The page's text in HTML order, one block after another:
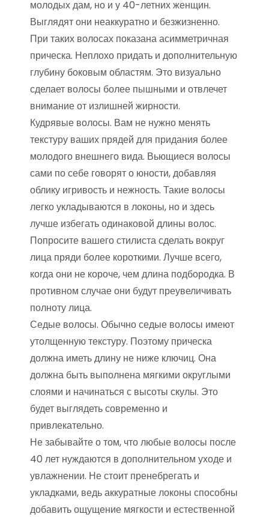
молодых дам, но и у 40-летних женщин.
Выглядят они неаккуратно и безжизненно.
При таких волосах показана асимметричная
прическа. Неплохо придать и дополнительную
глубину боковым областям. Это визуально
сделает волосы более пышными и отвлечет
внимание от излишней жирности.
Кудрявые волосы. Вам не нужно менять
текстуру ваших прядей для придания более
молодого внешнего вида. Вьющиеся волосы
сами по себе говорят о юности, добавляя
облику игривость и нежность. Такие волосы
легко укладываются в локоны, но и здесь
лучше избегать одинаковой длины волос.
Попросите вашего стилиста сделать вокруг
лица пряди более короткими. Лучше всего,
когда они не короче, чем длина подбородка. В
противном случае они будут преувеличивать
полноту лица.
Седые волосы. Обычно седые волосы имеют
утолщенную текстуру. Поэтому прическа
должна иметь длину не ниже ключиц. Она
должна быть выполнена мягкими округлыми
слоями и начинаться с высоты скулы. Это
будет выглядеть современно и
привлекательно.
Не забывайте о том, что любые волосы после
40 лет нуждаются в дополнительном уходе и
увлажнении. Не стоит пренебрегать и
укладками, ведь аккуратные локоны способны
добавить ощущение мягкости и естественной